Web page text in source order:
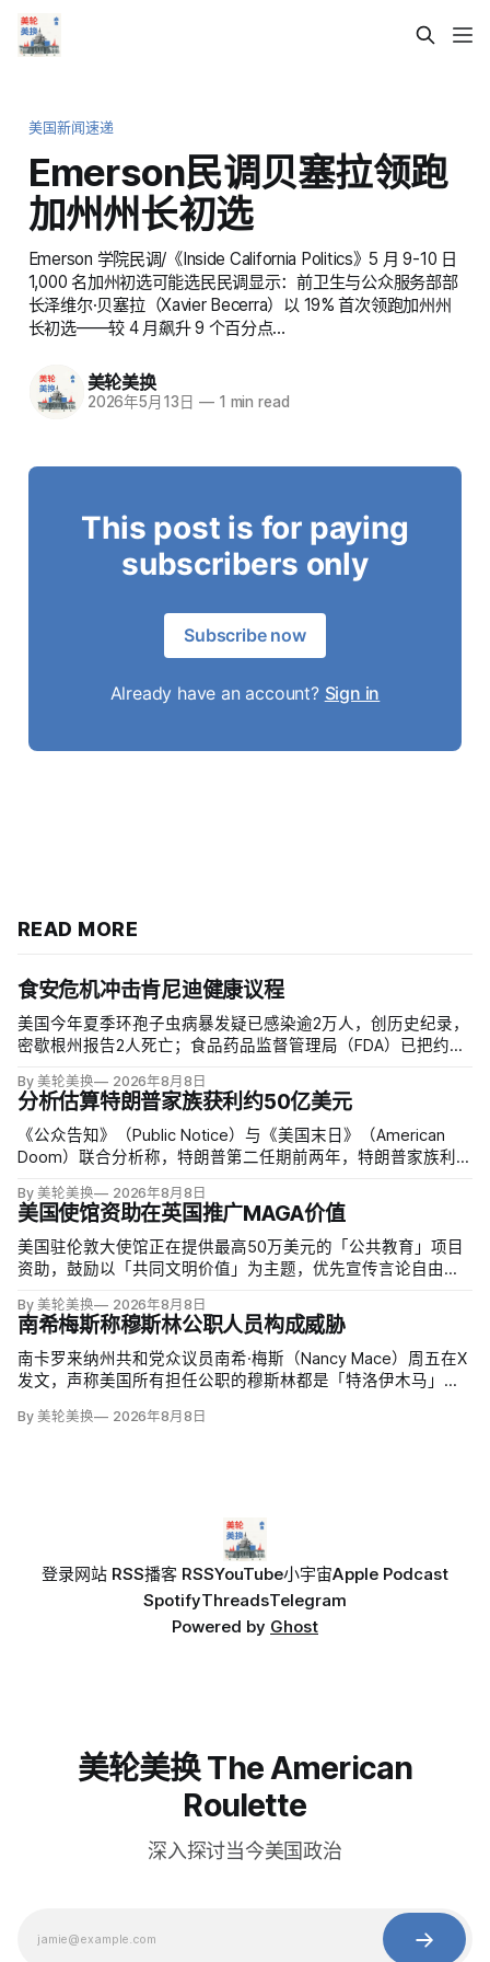
美国新闻速递
Emerson民调贝塞拉领跑
加州州长初选
Emerson 学院民调/《Inside California Politics》5 月 9-10 日
1,000 名加州初选可能选民民调显示：前卫生与公众服务部部
长泽维尔·贝塞拉（Xavier Becerra）以 19% 首次领跑加州州
长初选——较 4 月飙升 9 个百分点…
美轮美换
2026年5月13日 —1 min read
This post is for paying
subscribers only
Subscribe now
Already have an account? Sign in
READ MORE
食安危机冲击肯尼迪健康议程
美国今年夏季环孢子虫病暴发疑已感染逾2万人，创历史纪录，
密歇根州报告2人死亡；食品药品监督管理局（FDA）已把约
来，但其余来源仍未查清。
By 美轮美换 2026年8月8日
分析估算特朗普家族获利约50亿美元
《公众告知》（Public Notice）与《美国末日》（American
Doom）联合分析称，特朗普第二任期前两年，特朗普家族利润
22.5亿美元、外国授权业务2025年收入6100万美元；
By 美轮美换 2026年8月8日
美国使馆资助在英国推广MAGA价值
美国驻伦敦大使馆正在提供最高50万美元的「公共教育」项目
资助，鼓励以「共同文明价值」为主题，优先宣传言论自由、
念。英国自由民主党议员丽莎·斯玛特（Lisa Smart）指责特朗
普政府用「MAGA资金」干预英国民主；
By 美轮美换 2026年8月8日
南希梅斯称穆斯林公职人员构成威胁
南卡罗来纳州共和党众议员南希·梅斯（Nancy Mace）周五在X
发文，声称美国所有担任公职的穆斯林都是「特洛伊木马」，
默」。截至浏览器核验时，这条帖子获得约440万次浏览、6.2
By 美轮美换 2026年8月8日
登录网站 RSS播客 RSSYouTube小宇宙Apple Podcast
SpotifyThreadsTelegram
Powered by Ghost
美轮美换 The American
Roulette
深入探讨当今美国政治